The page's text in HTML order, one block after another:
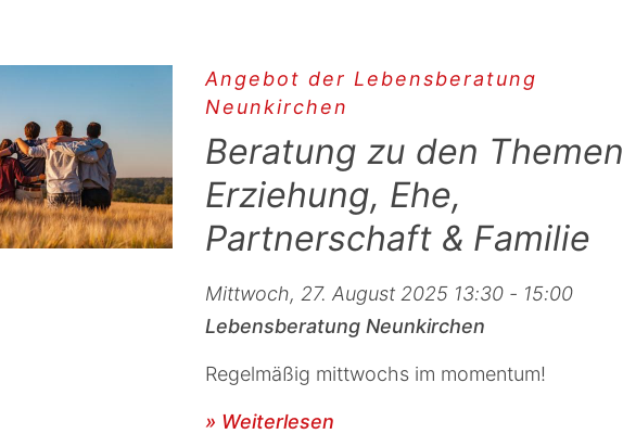
Angebot der Lebensberatung
Neunkirchen
Beratung zu den Themen
Erziehung, Ehe,
Partnerschaft & Familie
Mittwoch, 27. August 2025 13:30 - 15:00
Lebensberatung Neunkirchen
Regelmäßig mittwochs im momentum!
» Weiterlesen